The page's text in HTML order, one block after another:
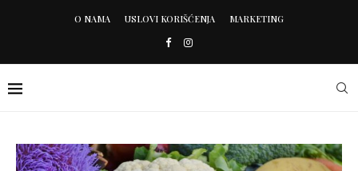
O NAMA USLOVI KORIŠĆENJA MARKETING